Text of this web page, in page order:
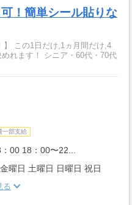
！簡単シール貼りな
,4
・60代・70代
一部支給
00 18：00〜22...
曜日 土曜日 日曜日 祝日
る